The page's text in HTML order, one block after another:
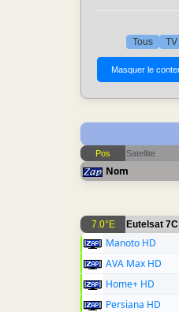
Tous TV
Pos Satellite
Nom
7.0°E Eutelsat 7C
Manoto HD
AVA Max HD
Home+ HD
Persiana HD